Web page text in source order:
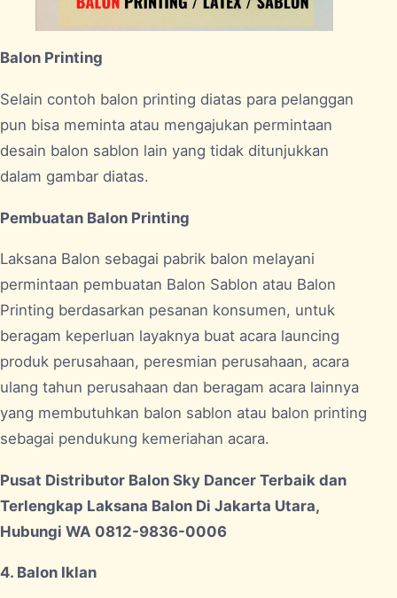
Balon Printing
Selain contoh balon printing diatas para pelanggan
pun bisa meminta atau mengajukan permintaan
desain balon sablon lain yang tidak ditunjukkan
dalam gambar diatas.
Pembuatan Balon Printing
Laksana Balon sebagai pabrik balon melayani
permintaan pembuatan Balon Sablon atau Balon
Printing berdasarkan pesanan konsumen, untuk
beragam keperluan layaknya buat acara launcing
produk perusahaan, peresmian perusahaan, acara
ulang tahun perusahaan dan beragam acara lainnya
yang membutuhkan balon sablon atau balon printing
sebagai pendukung kemeriahan acara.
Pusat Distributor Balon Sky Dancer Terbaik dan
Terlengkap Laksana Balon Di Jakarta Utara,
Hubungi WA 0812-9836-0006
4. Balon Iklan